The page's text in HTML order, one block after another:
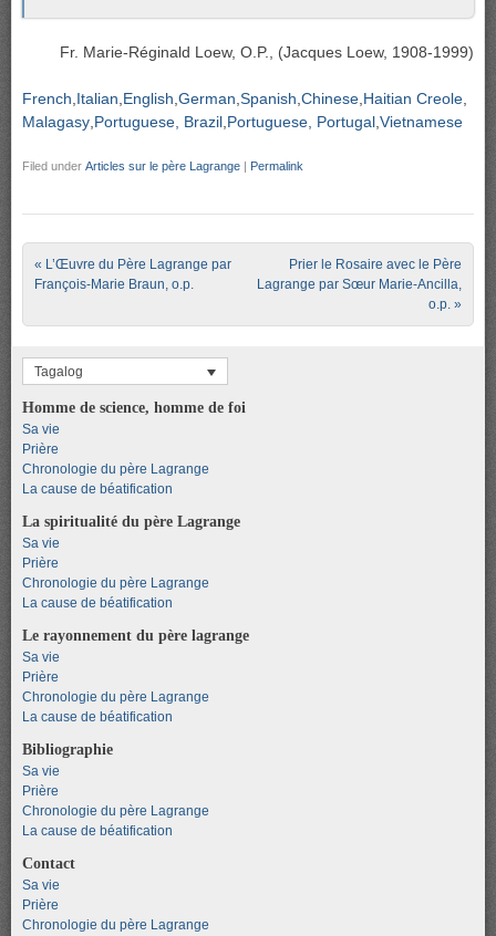
Fr. Marie-Réginald Loew, O.P., (Jacques Loew, 1908-1999)
French Italian English German Spanish Chinese Haitian Creole
Malagasy Portuguese, Brazil Portuguese, Portugal Vietnamese
Filed under Articles sur le père Lagrange | Permalink
Post navigation
« L’Œuvre du Père Lagrange par
François-Marie Braun, o.p.
Prier le Rosaire avec le Père
Lagrange par Sœur Marie-Ancilla,
o.p. »
Tagalog
Homme de science, homme de foi
Sa vie
Prière
Chronologie du père Lagrange
La cause de béatification
La spiritualité du père Lagrange
Sa vie
Prière
Chronologie du père Lagrange
La cause de béatification
Le rayonnement du père lagrange
Sa vie
Prière
Chronologie du père Lagrange
La cause de béatification
Bibliographie
Sa vie
Prière
Chronologie du père Lagrange
La cause de béatification
Contact
Sa vie
Prière
Chronologie du père Lagrange